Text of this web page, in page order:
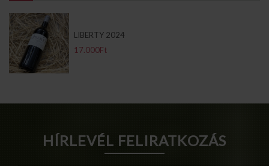
LIBERTY 2024
17.000Ft
HÍRLEVÉL FELIRATKOZÁS